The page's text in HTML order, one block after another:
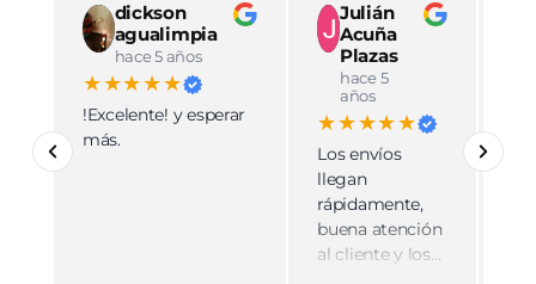
dickson
agualimpia
hace 5 años
★★★★★
!Excelente! y esperar
más.
Julián
Acuña
Plazas
hace 5
años
★★★★★
Los envíos
llegan
rápidamente,
buena atención
al cliente y los